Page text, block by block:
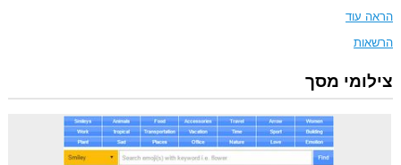
הראה עוד
הרשאות
This
extension
צילומי מסך